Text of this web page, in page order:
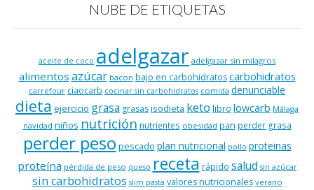
NUBE DE ETIQUETAS
aceite de coco adelgazar adelgazar sin milagros
alimentos azúcar bacon bajo en carbohidratos carbohidratos
carrefour ciaocarb cocinar sin carbohidratos comida denunciable
dieta ejercicio grasa grasasisodieta keto libro lowcarb Málaga
navidad niños nutrición nutrientes obesidad pan perder grasa
perder peso pescado plan nutricional pollo proteinas
proteína pérdida de peso queso receta rápido salud sin azúcar
sin carbohidratos slim pasta valores nutricionales verano